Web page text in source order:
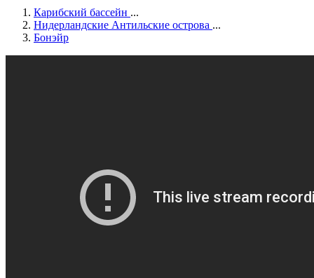
Карибский бассейн ...
Нидерландские Антильские острова ...
Бонэйр